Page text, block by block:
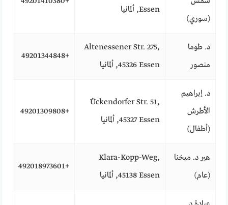
(سوري)
Essen, ألمانيا
د. طوما
منصور
Altenessener Str. 275,
45326 Essen, ألمانيا
+49201344848
د. إبراهيم
الأطرش
(أطفال)
Ückendorfer Str. 51,
45327 Essen, ألمانيا
+49201309808
هير د. ميخنا
(عام)
Klara-Kopp-Weg,
45138 Essen, ألمانيا
+492018973601